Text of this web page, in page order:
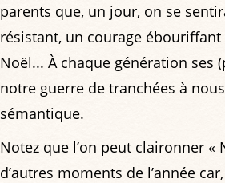
parents que, un jour, on se
résistant, un courage ébouriffant
Noël... À chaque génération ses
notre guerre de tranchées à
sémantique.
Notez que l’on peut claironner «
d’autres moments de l’année